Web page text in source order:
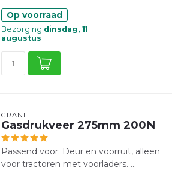
Op voorraad
Bezorging dinsdag, 11
augustus
GRANIT
Gasdrukveer 275mm 200N
Passend voor: Deur en voorruit, alleen
voor tractoren met voorladers. ...